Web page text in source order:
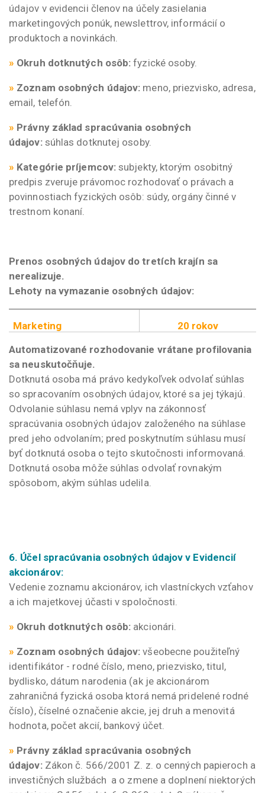
údajov v evidencii členov na účely zasielania
marketingových ponúk, newslettrov, informácií o
produktoch a novinkách.
» Okruh dotknutých osôb: fyzické osoby.
» Zoznam osobných údajov: meno, priezvisko, adresa,
email, telefón.
» Právny základ spracúvania osobných
údajov:súhlas dotknutej osoby.
» Kategórie príjemcov: subjekty, ktorým osobitný
predpis zveruje právomoc rozhodovať o právach a
povinnostiach fyzických osôb: súdy, orgány činné v
trestnom konaní.
Prenos osobných údajov do tretích krajín sa
nerealizuje.
Lehoty na vymazanie osobných údajov:
Marketing
20 rokov
Automatizované rozhodovanie vrátane profilovania
sa neuskutočňuje.
Dotknutá osoba má právo kedykoľvek odvolať súhlas
so spracovaním osobných údajov, ktoré sa jej týkajú.
Odvolanie súhlasu nemá vplyv na zákonnosť
spracúvania osobných údajov založeného na súhlase
pred jeho odvolaním; pred poskytnutím súhlasu musí
byť dotknutá osoba o tejto skutočnosti informovaná.
Dotknutá osoba môže súhlas odvolať rovnakým
spôsobom, akým súhlas udelila.
6. Účel spracúvania osobných údajov v Evidencií
akcionárov:
Vedenie zoznamu akcionárov, ich vlastníckych vzťahov
a ich majetkovej účasti v spoločnosti.
» Okruh dotknutých osôb: akcionári.
» Zoznam osobných údajov: všeobecne použiteľný
identifikátor - rodné číslo, meno, priezvisko, titul,
bydlisko, dátum narodenia (ak je akcionárom
zahraničná fyzická osoba ktorá nemá pridelené rodné
číslo), číselné označenie akcie, jej druh a menovitá
hodnota, počet akcií, bankový účet.
» Právny základ spracúvania osobných
údajov:Zákon č. 566/2001 Z. z. o cenných papieroch a
investičných službách a o zmene a doplnení niektorých